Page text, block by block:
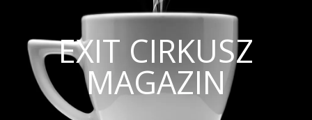
EXIT CIRKUSZ
MAGAZIN